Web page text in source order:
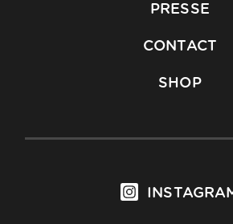
PRESSE
CONTACT
SHOP